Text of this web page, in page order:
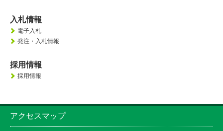
入札情報
電子入札
発注・入札情報
採用情報
採用情報
アクセスマップ